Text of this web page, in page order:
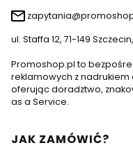
ul. Staffa 12, 71-149
Promoshop.pl to
reklamowych z nadrukiem
oferując doradztwo,
as a Service.
Linki w stopce
JAK ZAMÓWIĆ?